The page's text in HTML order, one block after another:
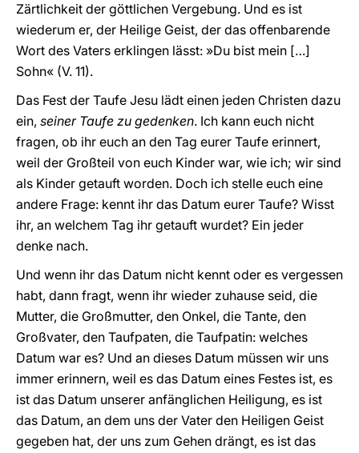
Zärtlichkeit der göttlichen Vergebung. Und es ist
wiederum er, der Heilige Geist, der das offenbarende
Wort des Vaters erklingen lässt: »Du bist mein […]
Sohn« (V. 11).
Das Fest der Taufe Jesu lädt einen jeden Christen dazu
ein, seiner Taufe zu gedenken. Ich kann euch nicht
fragen, ob ihr euch an den Tag eurer Taufe erinnert,
weil der Großteil von euch Kinder war, wie ich; wir sind
als Kinder getauft worden. Doch ich stelle euch eine
andere Frage: kennt ihr das Datum eurer Taufe? Wisst
ihr, an welchem Tag ihr getauft wurdet? Ein jeder
denke nach.
Und wenn ihr das Datum nicht kennt oder es vergessen
habt, dann fragt, wenn ihr wieder zuhause seid, die
Mutter, die Großmutter, den Onkel, die Tante, den
Großvater, den Taufpaten, die Taufpatin: welches
Datum war es? Und an dieses Datum müssen wir uns
immer erinnern, weil es das Datum eines Festes ist, es
ist das Datum unserer anfänglichen Heiligung, es ist
das Datum, an dem uns der Vater den Heiligen Geist
gegeben hat, der uns zum Gehen drängt, es ist das